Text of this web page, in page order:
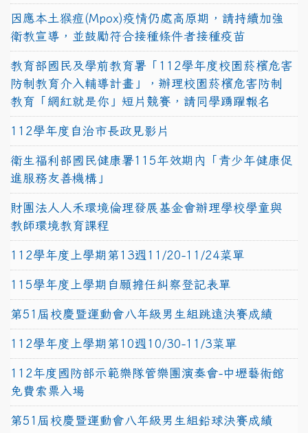
因應本土猴痘(Mpox)疫情仍處高原期，請持續加強
衛教宣導，並鼓勵符合接種條件者接種疫苗
教育部國民及學前教育署「112學年度校園菸檳危害
防制教育介入輔導計畫」，辦理校園菸檳危害防制
教育「網紅就是你」短片競賽，請同學踴躍報名
112學年度自治市長政見影片
衛生福利部國民健康署115年效期內「青少年健康促
進服務友善機構」
財團法人人禾環境倫理發展基金會辦理學校學童與
教師環境教育課程
112學年度上學期第13週11/20-11/24菜單
115學年度上學期自願擔任糾察登記表單
第51屆校慶暨運動會八年級男生組跳遠決賽成績
112學年度上學期第10週10/30-11/3菜單
112年度國防部示範樂隊管樂團演奏會-中壢藝術館
免費索票入場
第51屆校慶暨運動會八年級男生組鉛球決賽成績